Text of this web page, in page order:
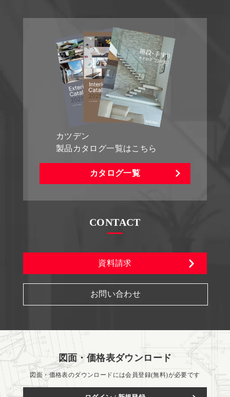
カツデン
製品カタログ一覧はこちら
カタログ一覧
CONTACT
資料請求
お問い合わせ
図面・価格表ダウンロード
図面・価格表のダウンロードには会員登録(無料)が必要です